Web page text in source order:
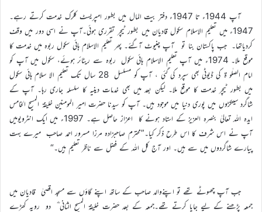
آپ 1944ء تا 1947ء دفتر بیت المال میں بطور امپریسٹ کلرک خدمت کرتے رہے۔
1947ء میں تعلیم الاسلام سکول قادیان میں بطور ٹیچر تقرری ہوئی۔آپ نے اسی دور میں وقف
کردیاتھا۔ جب پاکستان بنا تو آپ چنیوٹ آگئے۔ پھر تعلیم الاسلام ہائی سکول ربوہ میں خدمت کا
موقع ملا۔ 1974ء میں آپ تعلیم الاسلام ہائی سکول ربوہ سے ریٹائر ہوئے، سکول میں آپ کو
امام الصلٰو ۃ کی ڈیوٹی بھی سپرد کی گئی ، آپ کو مسلسل 28 سال تک تعلیم الا سلام ہائی سکول
میں بطور ٹیچر خدمت کا موقع ملا۔ لیکن بعد میں بھی خدمات دینیہ کا سلسلہ جاری رہا۔ آپ کے
شاگرد سینکڑوں میں پوری دنیا میں موجود ہیں۔ آپ کو سیدنا حضرت امیر المومنین خلیفۃ المسیح الخامس
ایدہ اللہ تعالیٰ بنصرہ العزیز کے استاد ہونے کا اعزاز حاصل ہے۔ 1997ء میں ایک انٹرویومیں
آپ نے اس شرف کا اس طرح ذکر کیا۔”محترم صاحبزادہ مرزا مسرور احمد صاحب میرے بہت
پیارے شاگردوں میں سے ہیں۔ اور آج کل اللہ کے فضل سے ناظر تعلیم ہیں۔“
جب آپ چھوٹے تھے تو اپنےوالد صاحب کے ساتھ اپنے گاؤں سے مسجد اقصیٰ قادیان میں
جمعہ پڑھنے کے لیے جایا کرتے تھے۔جمعہ کے بعد حضرت خلیفۃ المسیح الثانی ؓ دو رویہ کھڑے